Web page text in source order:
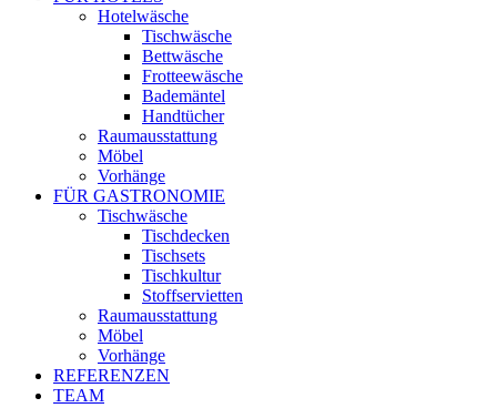
Hotelwäsche
Tischwäsche
Bettwäsche
Frotteewäsche
Bademäntel
Handtücher
Raumausstattung
Möbel
Vorhänge
FÜR GASTRONOMIE
Tischwäsche
Tischdecken
Tischsets
Tischkultur
Stoffservietten
Raumausstattung
Möbel
Vorhänge
REFERENZEN
TEAM